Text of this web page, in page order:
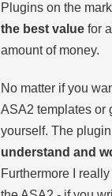
Plugins on the
the best value for
amount of money.
No matter if you
ASA2 templates or
yourself. The
understand and
Furthermore I